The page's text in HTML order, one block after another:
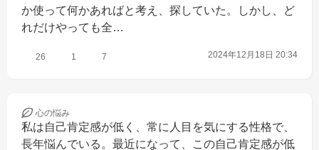
か使って何かあればと考え、探していた。しかし、ど
れだけやっても全…
26 1 7 2024年12月18日 20:34
心の悩み
私は自己肯定感が低く、常に人目を気にする性格で、
長年悩んでいる。最近になって、この自己肯定感が低